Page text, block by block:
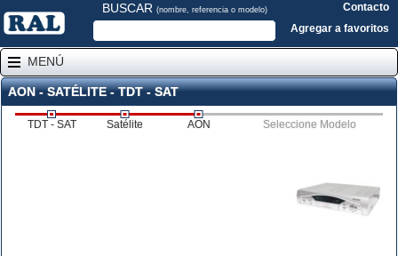
BUSCAR (nombre, referencia o modelo)
Contacto
Agregar a favoritos
MENÚ
AON - SATÉLITE - TDT - SAT
TDT - SAT Satélite AON Seleccione Modelo